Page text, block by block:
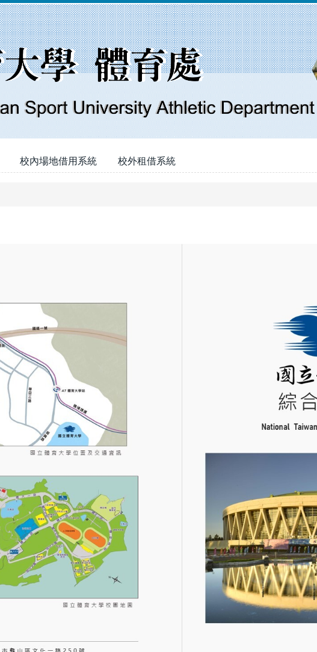
校內場地借用系統 校外租借系統